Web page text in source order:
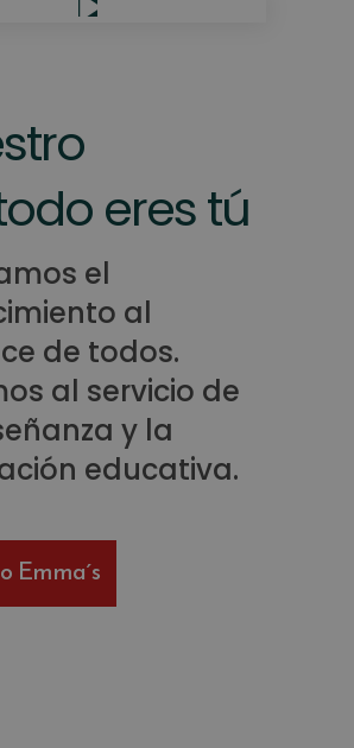
eres tú
el
al
de todos.
al servicio de
y la
educativa.
Emma´s